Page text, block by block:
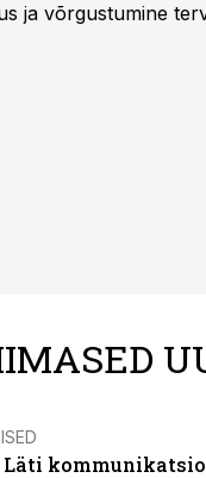
ja võrgustumine
Läti